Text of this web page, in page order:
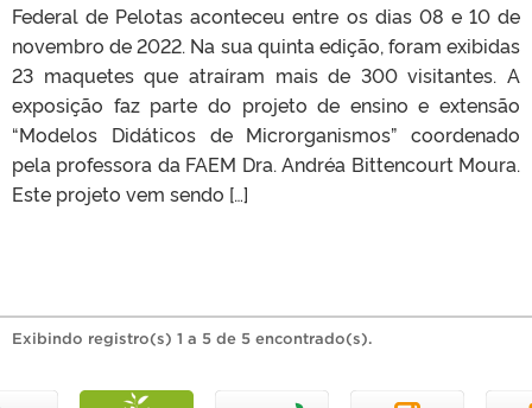
Federal de Pelotas aconteceu entre os dias 08 e 10 de
novembro de 2022. Na sua quinta edição, foram exibidas
23 maquetes que atraíram mais de 300 visitantes. A
exposição faz parte do projeto de ensino e extensão
“Modelos Didáticos de Microrganismos” coordenado
pela professora da FAEM Dra. Andréa Bittencourt Moura.
Este projeto vem sendo […]
Exibindo registro(s) 1 a 5 de 5 encontrado(s).